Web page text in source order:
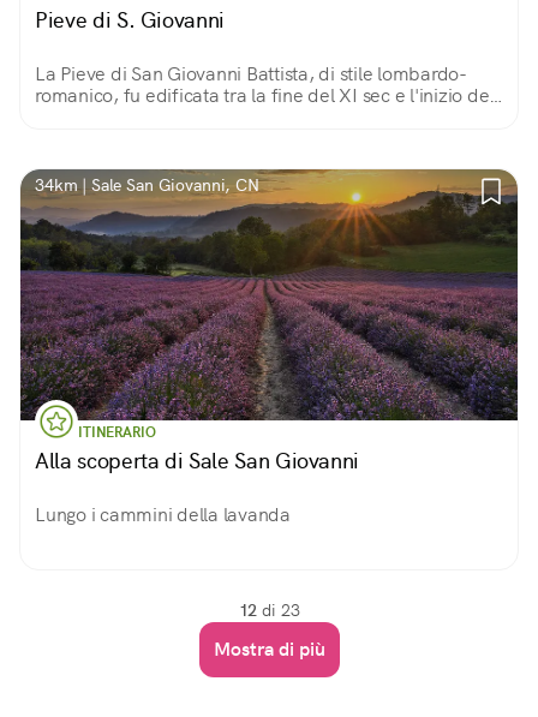
Pieve di S. Giovanni
La Pieve di San Giovanni Battista, di stile lombardo-
romanico, fu edificata tra la fine del XI sec e l'inizio del
34km | Sale San Giovanni, CN
ITINERARIO
Alla scoperta di Sale San Giovanni
Lungo i cammini della lavanda
12 di 23
Mostra di più